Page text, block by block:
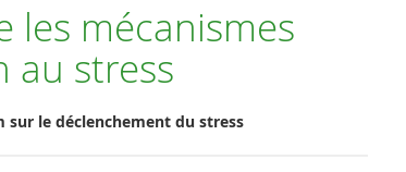
les mécanismes
au stress
sur le déclenchement du stress